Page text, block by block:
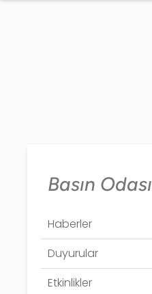
Basın Odası
Haberler
Duyurular
Etkinlikler